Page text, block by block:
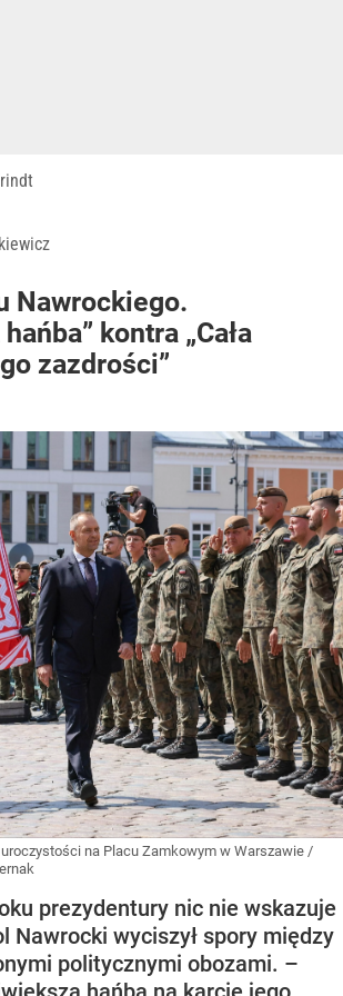
Nawrockiego.
kontra „Cała
zazdrości”
na Placu Zamkowym w Warszawie /
prezydentury nic nie wskazuje
Nawrocki wyciszył spory między
politycznymi obozami. –